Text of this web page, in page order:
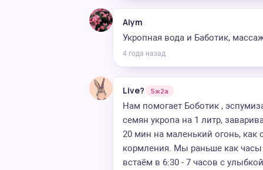
Aiym
Укропная вода и Баботик,
4 года назад
Live? 5ж2а
Нам помогает Боботик ,
семян укропа на 1 литр,
20 мин на маленький огонь, как
кормления. Мы раньше как часы
встаём в 6:30 - 7 часов с